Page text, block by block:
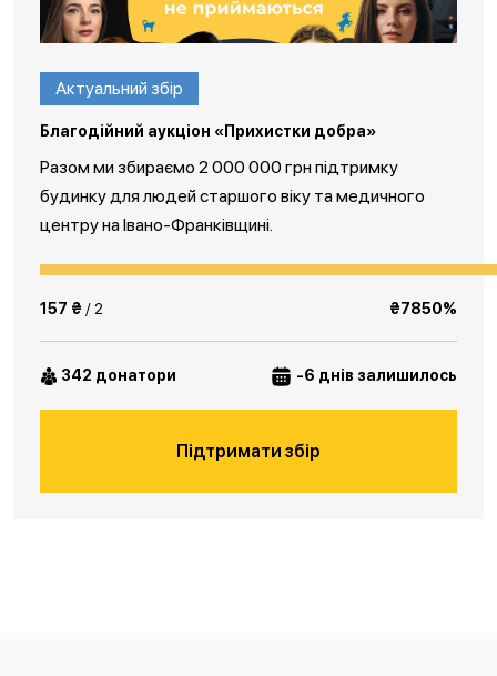
Актуальний збір
Благодійний аукціон «Прихистки добра»
Разом ми збираємо 2 000 000 грн підтримку
будинку для людей старшого віку та медичного
центру на Івано-Франківщині.
157 ₴ / 2 ₴7850%
342 донатори -6 днів залишилось
Підтримати збір